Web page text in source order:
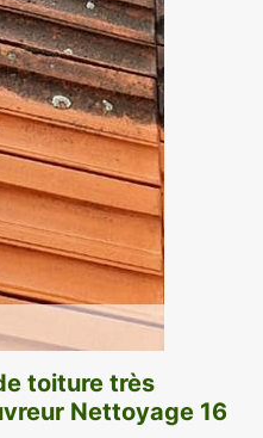
toiture très
Nettoyage 16